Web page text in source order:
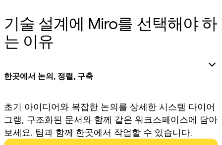
개발자 플랫폼
앱 다운로드
포맷
타임라인
문서
슬라이드
사용 사례
추천
기술 설계에 Miro를 선택해야 하
는 이유
한곳에서 논의, 정렬, 구축
초기 아이디어와 복잡한 논의를 상세한 시스템 다이어
그램, 구조화된 문서와 함께 같은 워크스페이스에 담아
보세요. 팀과 함께 한곳에서 작업할 수 있습니다.